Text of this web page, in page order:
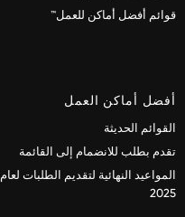
قوائم أفضل أماكن للعمل™
أفضل أماكن العمل
القوائم الحديثة
تقدم بطلب للانضمام إلى القائمة
المواعيد النهائية لتقديم الطلبات لعام
2025